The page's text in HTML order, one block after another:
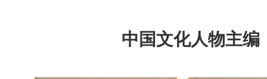
中国文化人物主